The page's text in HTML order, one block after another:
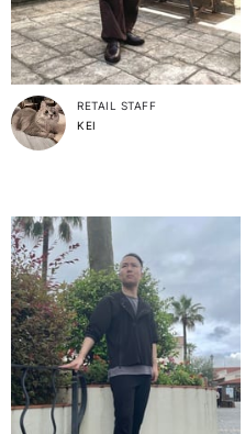
RETAIL STAFF
KEI